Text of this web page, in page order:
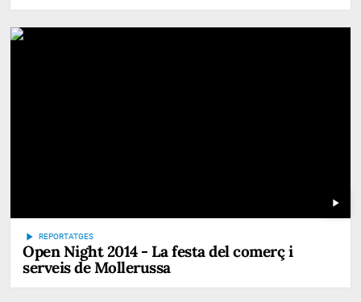
play_arrow
play_arrow REPORTATGES
Open Night 2014 - La festa del comerç i
serveis de Mollerussa